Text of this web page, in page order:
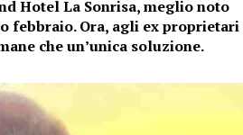
Hotel La Sonrisa, meglio noto
febbraio. Ora, agli ex proprietari
che un’unica soluzione.